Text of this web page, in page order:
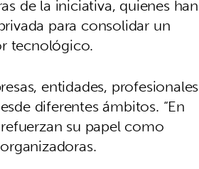
de la iniciativa, quienes han
para consolidar un
tecnológico.
entidades, profesionales
diferentes ámbitos. “En
su papel como